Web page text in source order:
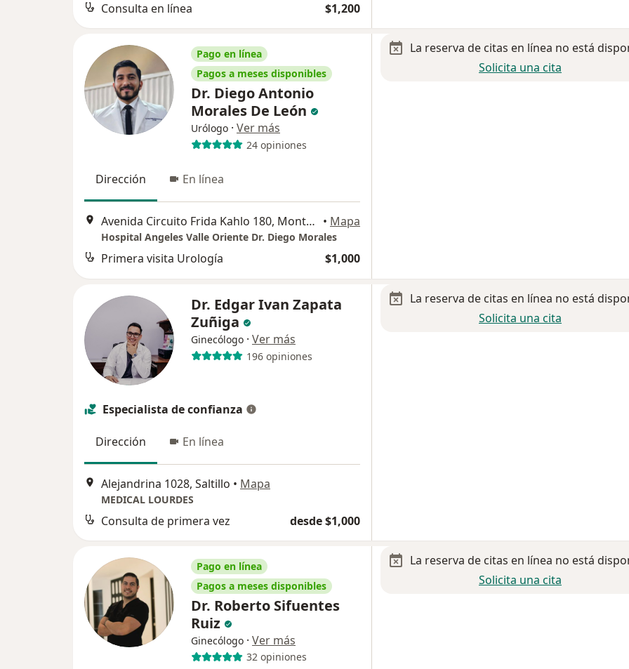
Consulta en línea $1,200
Pago en línea
Pagos a meses disponibles
Dr. Diego Antonio
Morales De León
Urólogo · Ver más
24 opiniones
Dirección En línea
Avenida Circuito Frida Kahlo 180, Monterrey • Mapa
Hospital Angeles Valle Oriente Dr. Diego Morales
Primera visita Urología $1,000
La reserva de citas en línea no está
Solicita una cita
Dr. Edgar Ivan Zapata
Zuñiga
Ginecólogo · Ver más
196 opiniones
Especialista de confianza
Dirección En línea
Alejandrina 1028, Saltillo • Mapa
MEDICAL LOURDES
Consulta de primera vez desde $1,000
La reserva de citas en línea no está
Solicita una cita
Pago en línea
Pagos a meses disponibles
Dr. Roberto Sifuentes
Ruiz
Ginecólogo · Ver más
32 opiniones
La reserva de citas en línea no está
Solicita una cita